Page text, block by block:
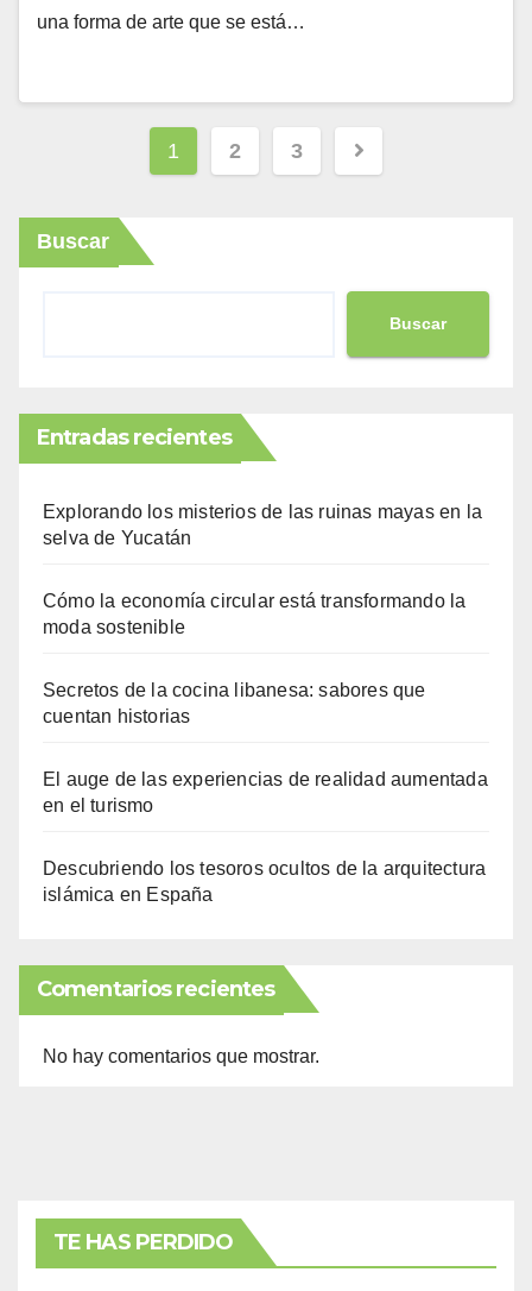
una forma de arte que se está…
Paginación
entradas
1 2 3
Buscar
Buscar
Entradas recientes
Explorando los misterios de las ruinas mayas en la
selva de Yucatán
Cómo la economía circular está transformando la
moda sostenible
Secretos de la cocina libanesa: sabores que
cuentan historias
El auge de las experiencias de realidad aumentada
en el turismo
Descubriendo los tesoros ocultos de la arquitectura
islámica en España
Comentarios recientes
No hay comentarios que mostrar.
TE HAS PERDIDO